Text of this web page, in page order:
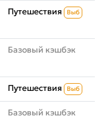
Путешествия Выб
Базовый кэшбэк
Путешествия Выб
Базовый кэшбэк